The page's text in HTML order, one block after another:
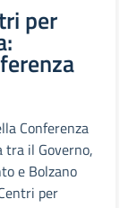
per
Conferenza
tra il Governo,
e Bolzano
per